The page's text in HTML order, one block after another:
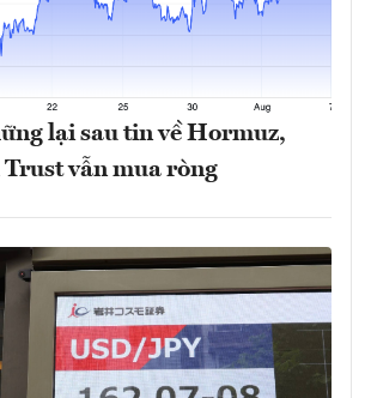
lại sau tin về Hormuz,
vẫn mua ròng